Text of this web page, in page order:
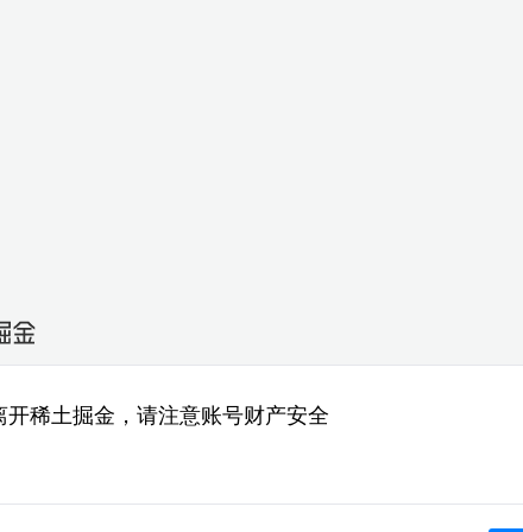
开稀土掘金，请注意账号财产安全